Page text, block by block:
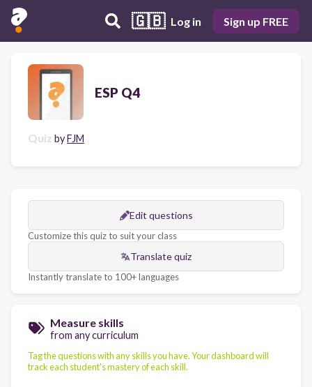
🇬🇧 Log in Sign up FREE
ESP Q4
Quiz byFJM
Edit questions
Customize this quiz to suit your class
Translate quiz
Instantly translate to 100+ languages
Measure skills
from any curriculum
Tag the questions with any skills you have. Your dashboard will
track each student's mastery of each skill.